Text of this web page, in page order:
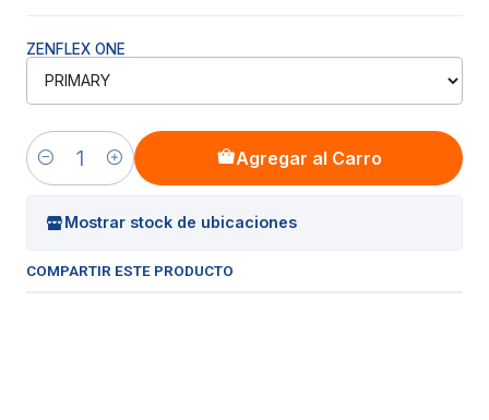
ZENFLEX ONE
Cantidad
Agregar al Carro
Mostrar stock de ubicaciones
COMPARTIR ESTE PRODUCTO